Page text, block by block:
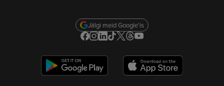
Jälgi meid Google'is